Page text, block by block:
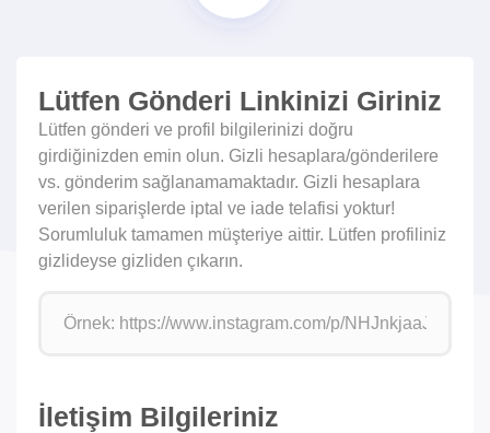
Lütfen Gönderi Linkinizi Giriniz
Lütfen gönderi ve profil bilgilerinizi doğru
girdiğinizden emin olun. Gizli hesaplara/gönderilere
vs. gönderim sağlanamamaktadır. Gizli hesaplara
verilen siparişlerde iptal ve iade telafisi yoktur!
Sorumluluk tamamen müşteriye aittir. Lütfen profiliniz
gizlideyse gizliden çıkarın.
İletişim Bilgileriniz